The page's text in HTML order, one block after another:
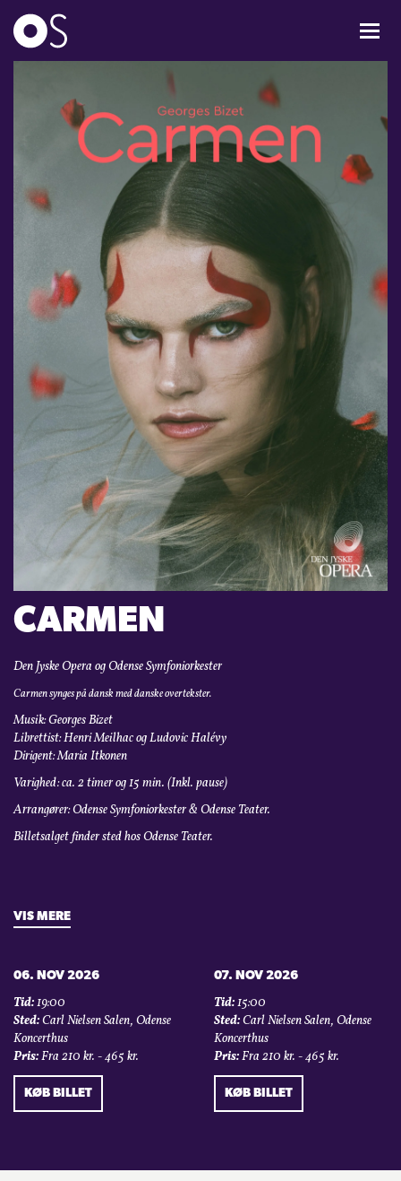
MIXPAKKER
BØRN & UNGE
INFO
OM OS
GAVEKORT
CARL NIELSEN INTERNATIONAL COMPETITION
KONTAKT
LOGIN
CARMEN
Den Jyske Opera og Odense Symfoniorkester
Carmen synges på dansk med danske overtekster.
Musik: Georges Bizet
Librettist: Henri Meilhac og Ludovic Halévy
Dirigent: Maria Itkonen
Varighed: ca. 2 timer og 15 min. (Inkl. pause)
Arrangører: Odense Symfoniorkester & Odense Teater.
Billetsalget finder sted hos Odense Teater.
VIS MERE
06. NOV 2026
Tid:19:00
Sted:Carl Nielsen Salen, Odense
Koncerthus
Pris:Fra 210 kr. - 465 kr.
KØB BILLET
07. NOV 2026
Tid:15:00
Sted:Carl Nielsen Salen, Odense
Koncerthus
Pris:Fra 210 kr. - 465 kr.
KØB BILLET